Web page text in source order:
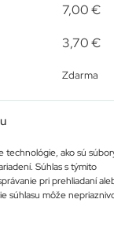
technológie, ako sú
Súhlas s týmito
pri prehliadaní
súhlasu môže
7,00 €
3,70 €
Zdarma